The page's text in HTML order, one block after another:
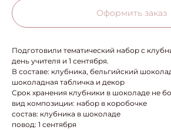
Оформить заказ
Подготовили тематический набор с
день учителя и 1 сентября.
В составе: клубника, бельгийский
шоколадная табличка и декор
Срок хранения клубники в шоколаде не
вид композиции: набор в коробочке
состав: клубника в шоколаде
повод: 1 сентября